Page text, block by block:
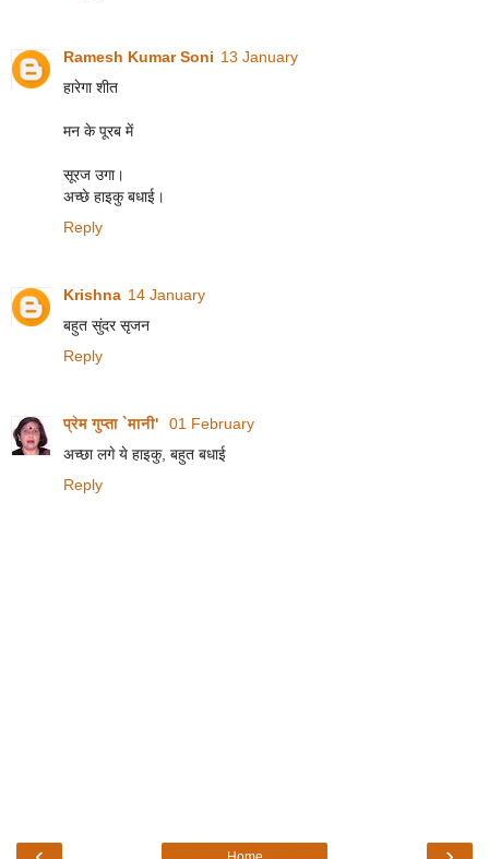
Ramesh Kumar Soni 13 January
हारेगा शीत
मन के पूरब में
सूरज उगा।
अच्छे हाइकु बधाई।
Reply
Krishna 14 January
बहुत सुंदर सृजन
Reply
प्रेम गुप्ता `मानी'
01 February
अच्छा लगे ये हाइकु, बहुत बधाई
Reply